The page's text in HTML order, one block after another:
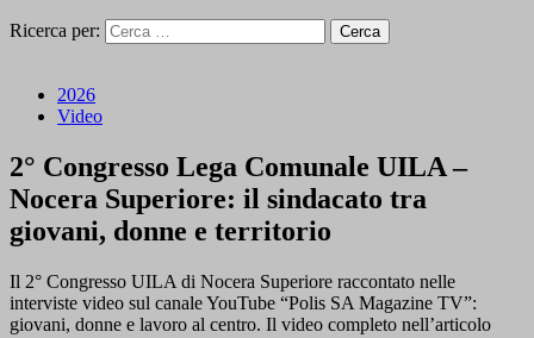
Ricerca per:
2026
Video
2° Congresso Lega Comunale UILA –
Nocera Superiore: il sindacato tra
giovani, donne e territorio
Il 2° Congresso UILA di Nocera Superiore raccontato nelle
interviste video sul canale YouTube “Polis SA Magazine TV”:
giovani, donne e lavoro al centro. Il video completo nell’articolo